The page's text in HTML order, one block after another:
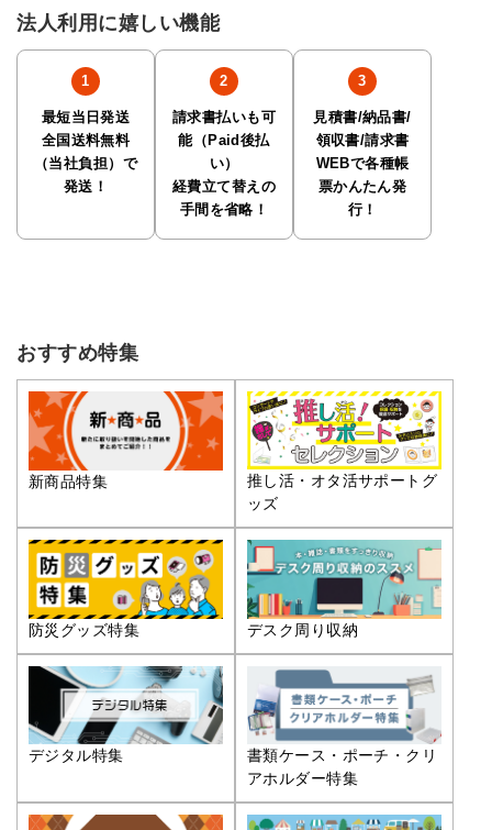
法人利用に嬉しい機能
最短当日発送
全国送料無料
（当社負担）で
発送！
請求書払いも可
能（Paid後払
い）
経費立て替えの
手間を省略！
見積書/納品書/
領収書/請求書
WEBで各種帳
票かんたん発
行！
おすすめ特集
新商品特集
推し活・オタ活サポートグ
ッズ
防災グッズ特集 デスク周り収納
デジタル特集
書類ケース・ポーチ・クリ
アホルダー特集